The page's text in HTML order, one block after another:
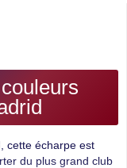
cette écharpe est
du plus grand club